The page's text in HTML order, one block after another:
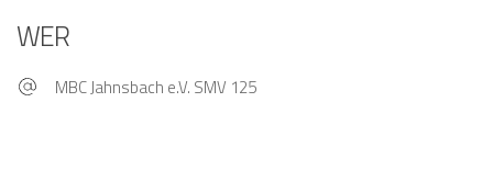
WER
MBC Jahnsbach e.V. SMV 125